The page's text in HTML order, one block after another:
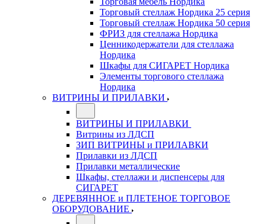
Торговый стеллаж Нордика 25 серия
Торговый стеллаж Нордика 50 серия
ФРИЗ для стеллажа Нордика
Ценникодержатели для стеллажа
Нордика
Шкафы для СИГАРЕТ Нордика
Элементы торгового стеллажа
Нордика
ВИТРИНЫ И ПРИЛАВКИ
ВИТРИНЫ И ПРИЛАВКИ
Витрины из ЛДСП
ЗИП ВИТРИНЫ и ПРИЛАВКИ
Прилавки из ЛДСП
Прилавки металлические
Шкафы, стеллажи и диспенсеры для
СИГАРЕТ
ДЕРЕВЯННОЕ и ПЛЕТЕНОЕ ТОРГОВОЕ
ОБОРУДОВАНИЕ